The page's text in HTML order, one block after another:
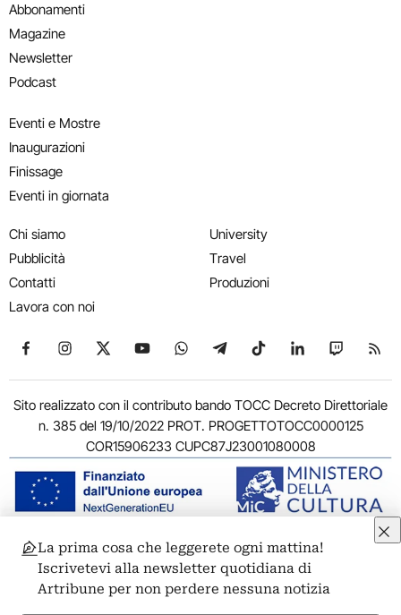
Abbonamenti
Magazine
Newsletter
Podcast
Eventi e Mostre
Inaugurazioni
Finissage
Eventi in giornata
Chi siamo
Pubblicità
Contatti
Lavora con noi
University
Travel
Produzioni
Seguici su Facebook
Seguici su Instagram
Seguici su X
Seguici su YouTube
Seguici su WhatsApp
Seguici su Telegram
Seguici su TikTok
Seguici su
Seguici
Sito realizzato con il contributo bando TOCC Decreto Direttoriale
n. 385 del 19/10/2022 PROT. PROGETTOTOCC0000125
COR15906233 CUPC87J23001080008
© 2011-2026 ARTRIBUNE srl – Corso Vittorio Emanuele II, 287 –
00186 Roma - P.I. 11381581005
Privacy: Responsabile della protezione dei dati personali
La prima cosa che leggerete ogni mattina!
Iscrivetevi alla newsletter quotidiana di
Artribune per non perdere nessuna notizia